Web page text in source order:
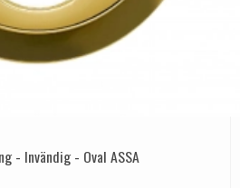
- Invändig - Oval ASSA